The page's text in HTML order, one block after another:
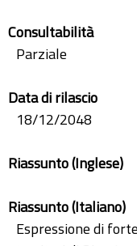
Consultabilità
Parziale
Data di rilascio
18/12/2048
Riassunto (Inglese)
Riassunto (Italiano)
Espressione di